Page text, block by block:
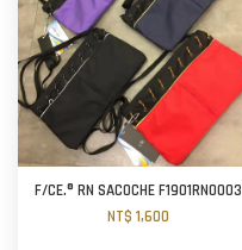
F/CE.® RN SACOCHE F1901RN0003
NT$ 1,600